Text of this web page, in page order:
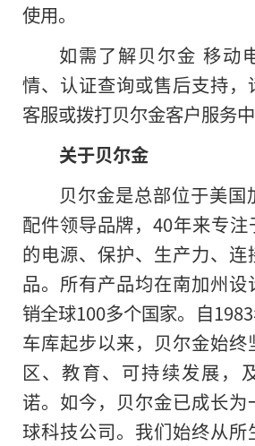
使用。
如需了解贝尔金 移动
情、认证查询或售后支持
客服或拨打贝尔金客户服务中
关于贝尔金
贝尔金是总部位于美
配件领导品牌，40年来专
的电源、保护、生产力、连
品。所有产品均在南加州
销全球100多个国家。自
车库起步以来，贝尔金始
区、教育、可持续发展，
诺。如今，贝尔金已成长
球科技公司。我们始终从所